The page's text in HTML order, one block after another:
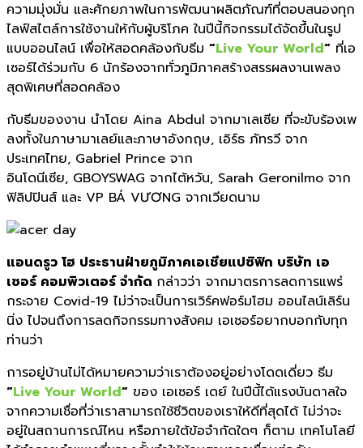
ความมุ่งมั่น และศักยภาพในการพัฒนาผลิตภัณฑ์ที่ตอบสนองทุก
ไลฟ์สไตล์การใช้งานให้กับผู้บริโภค ในปีนี้กิจกรรมได้จัดขึ้นในรูป
แบบออนไลน์ เพื่อให้สอดคล้องกับธีม “Live Your World“ ที่เอ
เซอร์ได้ร่วมกับ 6 นักร้องจากทั่วภูมิภาคสร้างสรรผลงานเพลง
สุดพิเศษที่สอดคล้อง
กับธีมของงาน นำโดย Aina Abdul จากมาเลเซีย ที่จะขับร้องเพ
ลงทั้งในภาษามาเลย์และภาษาอังกฤษ, เอิร์ธ ภัทรวี จาก
ประเทศไทย, Gabriel Prince จาก
อินโดนีเซีย, GBOYSWAG จากไต้หวัน, Sarah Geronilmo จาก
ฟิลิปปินส์ และ VP BÁ VƯƠNG จากเวียดนาม
แอนดรูว โฮ ประธานฝ่ายภูมิภาคเอเชียแปซิฟิก บริษัท เอ
เซอร์ คอมพิวเตอร์ จำกัด กล่าวว่า จากมาตรการลดการแพร่
กระจาย Covid-19 ไม่ว่าจะเป็นการเวิร์คฟอร์มโฮม ออนไลน์เลิร์น
นิ่ง ไปจนถึงการลดกิจกรรมทางสังคม เอเซอร์อยากบอกกับทุก
ท่านว่า
การอยู่บ้านไม่ได้หมายความว่าเราต้องอยู่อย่างโดดเดี่ยว ธีม
“Live Your World“ ของ เอเซอร์ เดย์ ในปีนี้ได้แรงบันดาลใจ
จากความเชื่อที่ว่าเราสามารถใช้ชีวิตของเราให้ดีที่สุดได้ ไม่ว่าจะ
อยู่ในสถานการณ์ไหน หรือภายใต้ข้อจำกัดใดๆ ก็ตาม เทคโนโลยี